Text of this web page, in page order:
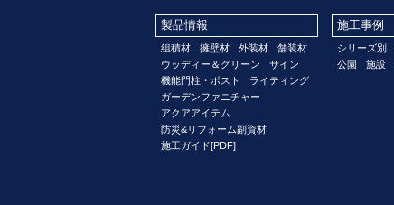
製品情報
組積材 擁壁材 外装材
舗装材
ウッディー＆グリーン
サイン
機能門柱・ポスト
ライティング
ガーデンファニチャー
アクアアイテム
防災&リフォーム副資材
施工ガイド[PDF]
施工事例
シリーズ別
公園
施設